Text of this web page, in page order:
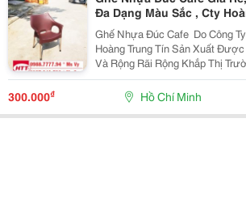
Đa Dạng Màu Sắc , Cty
Tiếp Sản Xuất
Ghế Nhựa Đúc Cafe ​ Do Công
Hoàng Trung Tín Sản Xuất
Và Rộng Rãi Rộng Khắp Thị
Nước. Công Ty Tnhh Sx Tm Xnk Hoàng Trung Tín Với
Kinh Nghiệm Hàng Chục Năm
300.000₫ Hồ Chí Minh